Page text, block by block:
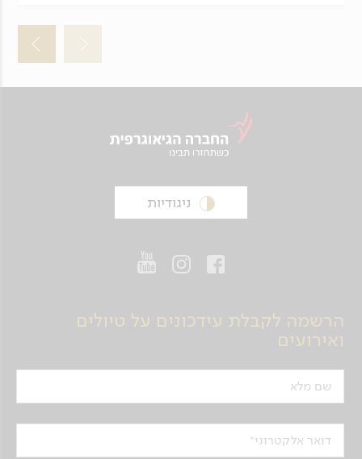
ניגודיות
הרשמה לקבלת עידכונים על טיולים
ואירועים
שם מלא
דואר אלקטרוני